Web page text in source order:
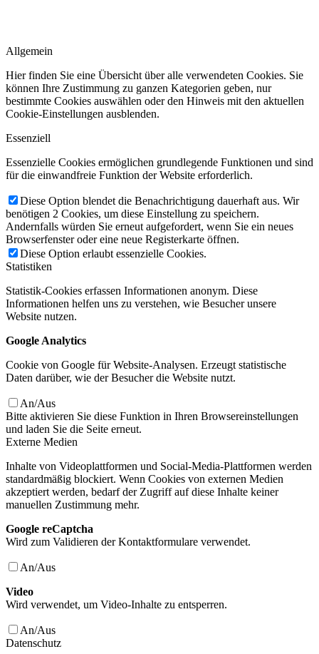
Allgemein
Hier finden Sie eine Übersicht über alle verwendeten Cookies. Sie
können Ihre Zustimmung zu ganzen Kategorien geben, nur
bestimmte Cookies auswählen oder den Hinweis mit den aktuellen
Cookie-Einstellungen ausblenden.
Essenziell
Essenzielle Cookies ermöglichen grundlegende Funktionen und sind
für die einwandfreie Funktion der Website erforderlich.
Diese Option blendet die Benachrichtigung dauerhaft aus. Wir
benötigen 2 Cookies, um diese Einstellung zu speichern.
Andernfalls würden Sie erneut aufgefordert, wenn Sie ein neues
Browserfenster oder eine neue Registerkarte öffnen.
Diese Option erlaubt essenzielle Cookies.
Statistiken
Statistik-Cookies erfassen Informationen anonym. Diese
Informationen helfen uns zu verstehen, wie Besucher unsere
Website nutzen.
Google Analytics
Cookie von Google für Website-Analysen. Erzeugt statistische
Daten darüber, wie der Besucher die Website nutzt.
An/Aus
Bitte aktivieren Sie diese Funktion in Ihren Browsereinstellungen
und laden Sie die Seite erneut.
Externe Medien
Inhalte von Videoplattformen und Social-Media-Plattformen werden
standardmäßig blockiert. Wenn Cookies von externen Medien
akzeptiert werden, bedarf der Zugriff auf diese Inhalte keiner
manuellen Zustimmung mehr.
Google reCaptcha
Wird zum Validieren der Kontaktformulare verwendet.
An/Aus
Video
Wird verwendet, um Video-Inhalte zu entsperren.
An/Aus
Datenschutz